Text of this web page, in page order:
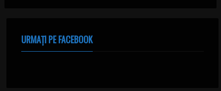
URMAȚI PE FACEBOOK